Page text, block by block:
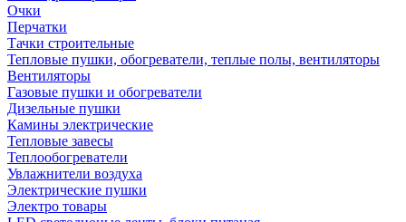
Очки
Перчатки
Тачки строительные
Тепловые пушки, обогреватели, теплые полы, вентиляторы
Вентиляторы
Газовые пушки и обогреватели
Дизельные пушки
Камины электрические
Тепловые завесы
Теплообогреватели
Увлажнители воздуха
Электрические пушки
Электро товары